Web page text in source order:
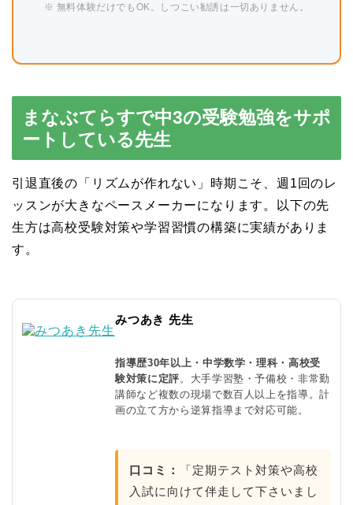
※ 無料体験だけでもOK。しつこい勧誘は一切ありません。
まなぶてらすで中3の受験勉強をサポ
ートしている先生
引退直後の「リズムが作れない」時期こそ、週1回のレ
ッスンが大きなペースメーカーになります。以下の先
生方は高校受験対策や学習習慣の構築に実績がありま
す。
みつあき 先生
指導歴30年以上・中学数学・理科・高校受
験対策に定評。大手学習塾・予備校・非常勤
講師など複数の現場で数百人以上を指導。計
画の立て方から逆算指導まで対応可能。
口コミ：
「定期テスト対策や高校
入試に向けて伴走して下さいまし